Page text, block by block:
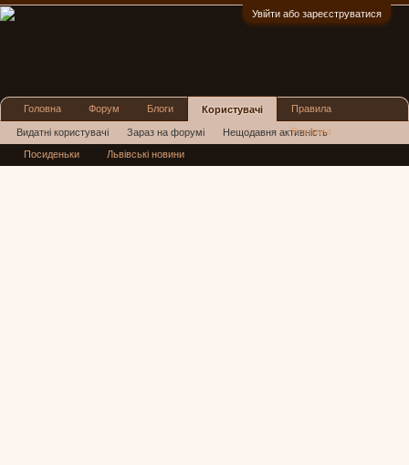
Увійти або зареєструватися
Головна Форум Блоги Користувачі
Видатні користувачі Зараз на форумі Нещодавня активність
Нові повідомлення профілю
Правила
Реклама
Посиденьки Львівські новини